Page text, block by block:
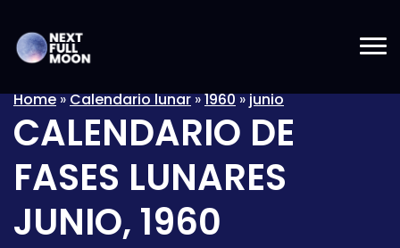
Home»Calendario lunar»1960»junio
CALENDARIO DE
FASES LUNARES
JUNIO, 1960